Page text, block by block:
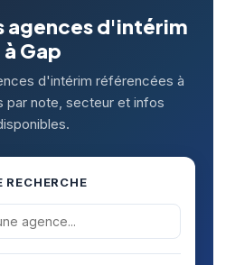
agences d'intérim
à Gap
d'intérim référencées à
par note, secteur et infos
RECHERCHE